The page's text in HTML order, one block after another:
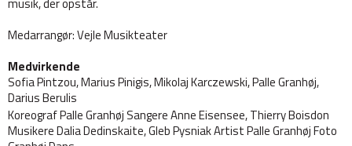
Medarrangør: Vejle Musikteater
Medvirkende
Sofia Pintzou, Marius Pinigis, Mikolaj Karczewski, Palle Granhøj,
Darius Berulis
Koreograf Palle Granhøj Sangere Anne Eisensee, Thierry Boisdon
Musikere Dalia Dedinskaite, Gleb Pysniak Artist Palle Granhøj Foto